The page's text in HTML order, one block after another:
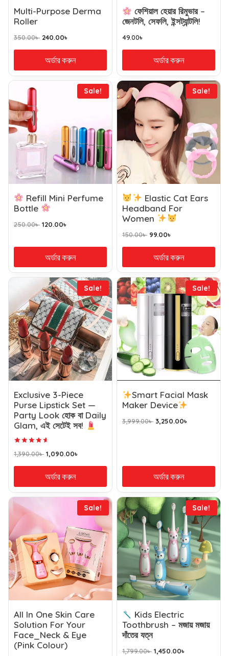
Multi-Purpose Derma
Roller
350.00৳ 240.00৳
অর্ডার করুন
ফেশিয়াল হেয়ার রিমুভার –
জেনটলি, সেফলি, ইন্সট্যান্টলি!
49.00৳
অর্ডার করুন
Sale!
Refill Mini Perfume
Bottle
250.00৳ 120.00৳
অর্ডার করুন
Sale!
Elastic Cat Ears
Headband For
Women
150.00৳ 99.00৳
অর্ডার করুন
Sale!
Exclusive 3-Piece
Purse Lipstick Set —
Party Look হোক বা Daily
Glam, এই সেটেই সব!
Rated
4.71
1,390.00৳ 1,090.00৳
অর্ডার করুন
Sale!
Smart Facial Mask
Maker Device
3,999.00৳ 3,250.00৳
অর্ডার করুন
Sale!
All In One Skin Care
Solution For Your
Face_Neck & Eye
(Pink Colour)
Sale!
Kids Electric
Toothbrush – মজায় মজায়
দাঁতের যত্ন
1,799.00৳ 1,450.00৳